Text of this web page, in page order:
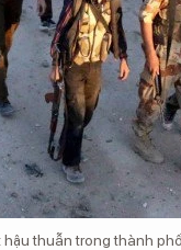
thuẫn trong thành